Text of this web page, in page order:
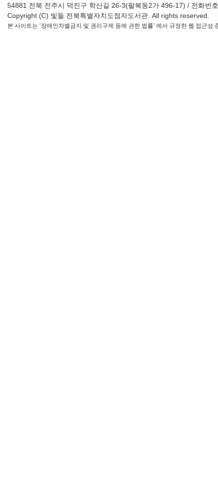
54881 전북 전주시 덕진구 학산길 26-3(팔복동2가 496-17) / 전화
Copyright (C) 빛들 전북특별자치도점자도서관. All rights reserved.
본 사이트는 ‘장애인차별금지 및 권리구제 등에 관한 법률’ 에서 규정한 웹 접근